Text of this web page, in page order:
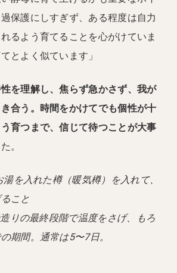
保護にしすぎず、ある程度は自力
るよう育てることを心がけていま
とよく似ています」
を理解し、焦らず急かさず、我が
合う。時間をかけてでも個性が十
育つまで、信じて待つことが大事
。
を入れた樽（暖気樽）を入れて、
こと
りの最終段階で温度をさげ、もろ
期間。通常は5〜7日。